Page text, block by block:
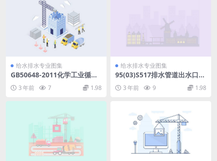
给水排水专业图集
GB50648-2011化学工业循环
3 年前 7 1.98
给水排水专业图集
95(03)S517排水管道出水口
(含2003年局部修改版).pdf
3 年前 9 1.98